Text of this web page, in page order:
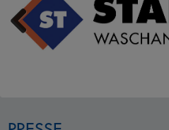
Zurück